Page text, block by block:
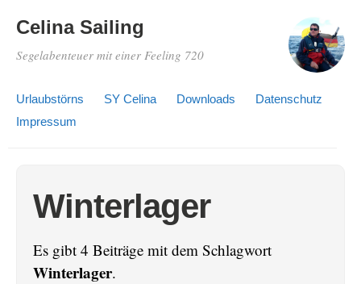
Celina Sailing
Segelabenteuer mit einer Feeling 720
Urlaubstörns SY Celina Downloads
Datenschutz
Impressum
Winterlager
Es gibt 4 Beiträge mit dem Schlagwort
Winterlager.